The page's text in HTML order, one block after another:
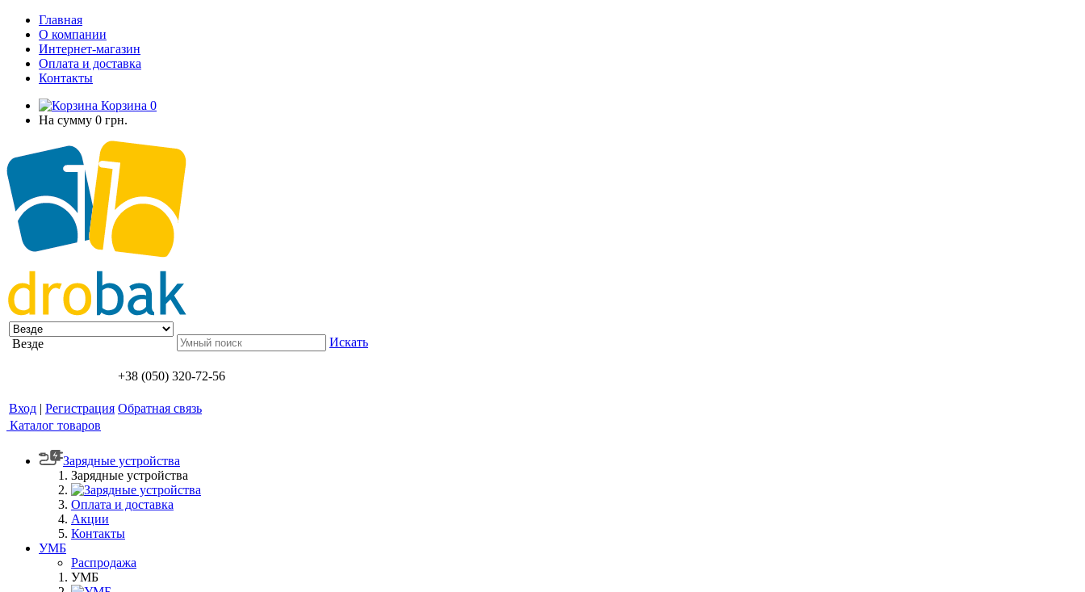
Главная
О компании
Интернет-магазин
Оплата и доставка
Контакты
Корзина 0
На сумму 0 грн.
Везде Искать
+38 (050) 320-72-56
Вход | Регистрация Обратная связь
Каталог товаров
Зарядные устройства
Зарядные устройства
Оплата и доставка
Акции
Контакты
УМБ
Распродажа
УМБ